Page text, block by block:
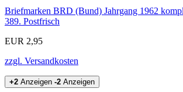
Briefmarken BRD (Bund) Jahrgang 1962
389. Postfrisch
EUR 2,95
zzgl. Versandkosten
+2 Anzeigen -2 Anzeigen